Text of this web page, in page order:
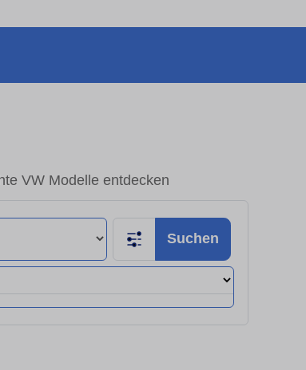
VW Modelle entdecken
Suchen